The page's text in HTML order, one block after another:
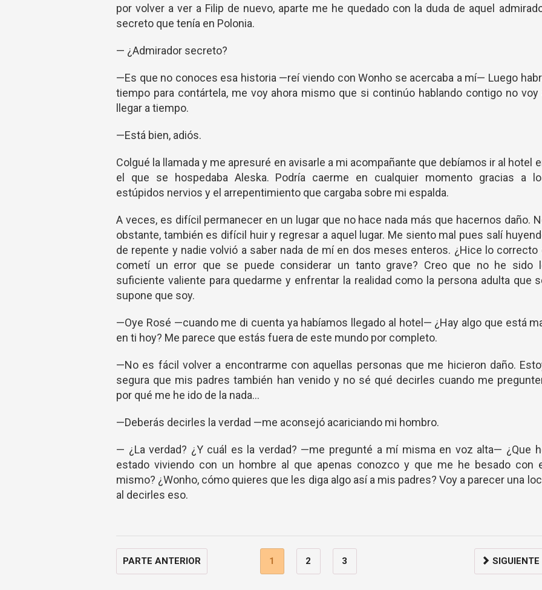
por volver a ver a Filip de nuevo, aparte me he quedado con la duda de aquel
secreto que tenía en Polonia.
— ¿Admirador secreto?
—Es que no conoces esa historia —reí viendo con Wonho se acercaba a mí— Luego
tiempo para contártela, me voy ahora mismo que si continúo hablando contigo no voy
llegar a tiempo.
—Está bien, adiós.
Colgué la llamada y me apresuré en avisarle a mi acompañante que debíamos ir al hotel
el que se hospedaba Aleska. Podría caerme en cualquier momento gracias a
estúpidos nervios y el arrepentimiento que cargaba sobre mi espalda.
A veces, es difícil permanecer en un lugar que no hace nada más que hacernos daño.
obstante, también es difícil huir y regresar a aquel lugar. Me siento mal pues salí
de repente y nadie volvió a saber nada de mí en dos meses enteros. ¿Hice lo correcto
cometí un error que se puede considerar un tanto grave? Creo que no he sido
suficiente valiente para quedarme y enfrentar la realidad como la persona adulta que
supone que soy.
—Oye Rosé —cuando me di cuenta ya habíamos llegado al hotel— ¿Hay algo que está
en ti hoy? Me parece que estás fuera de este mundo por completo.
—No es fácil volver a encontrarme con aquellas personas que me hicieron daño.
segura que mis padres también han venido y no sé qué decirles cuando me
por qué me he ido de la nada...
—Deberás decirles la verdad —me aconsejó acariciando mi hombro.
— ¿La verdad? ¿Y cuál es la verdad? —me pregunté a mí misma en voz alta— ¿Que
estado viviendo con un hombre al que apenas conozco y que me he besado con
mismo? ¿Wonho, cómo quieres que les diga algo así a mis padres? Voy a parecer una
al decirles eso.
PARTE ANTERIOR 1 2 3 SIGUIENTE